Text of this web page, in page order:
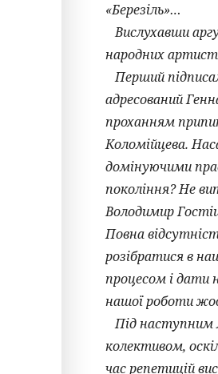
«Березіль»…
Вислухавши
народних
Перший
адресований
проханням
Коломійцева.
домінуючими
покоління? Не
Володимир
Повна
розібратися в
процесом і дати
нашої роботи
Під наступним
колективом,
час репетицій